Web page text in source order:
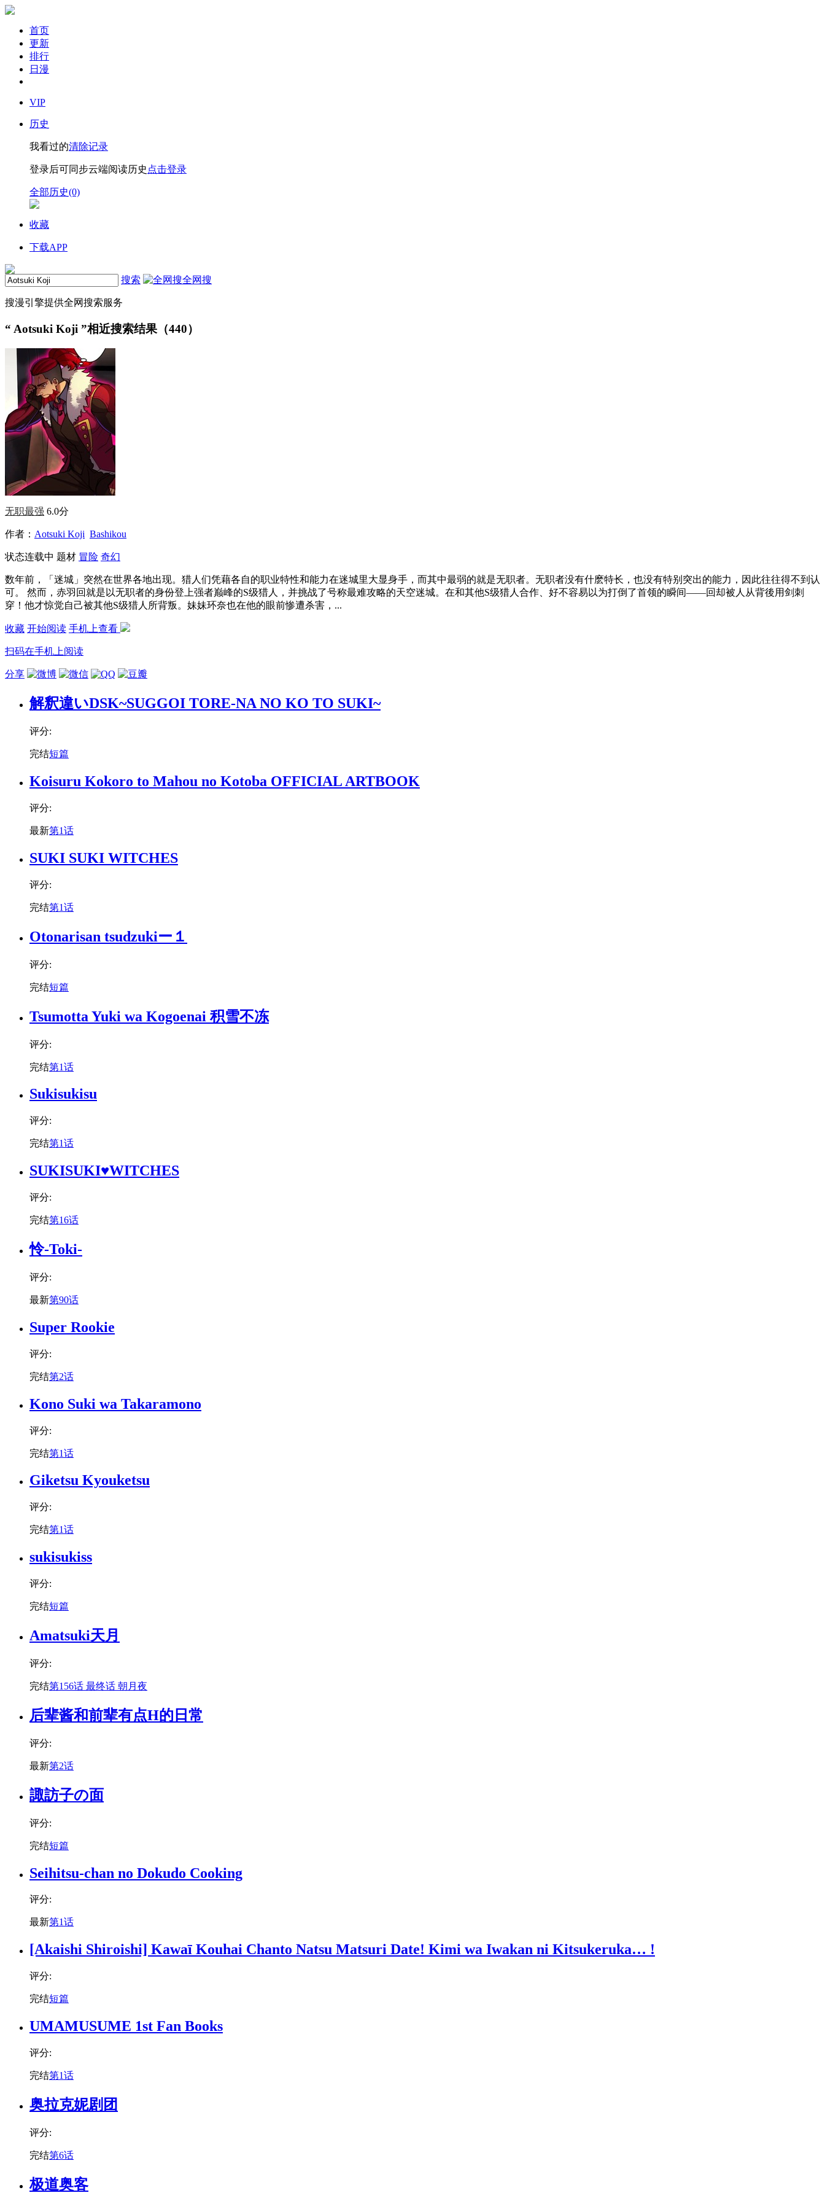
首页
更新
排行
日漫
VIP
历史
我看过的清除记录
登录后可同步云端阅读历史 点击登录
全部历史(0)
收藏
下载APP
搜索 全网搜
搜漫引擎提供全网搜索服务
“ Aotsuki Koji ”相近搜索结果（440）
无职最强 6.0分
作者： Aotsuki Koji Bashikou
状态连载中 题材 冒险 奇幻
数年前，「迷城」突然在世界各地出现。猎人们凭藉各自的职业特性和能力在迷城里大显身手，而其中最弱的就是无职者。无职者没有什麽特长，也没有特别突出的能力，因此往往得不到认
可。 然而，赤羽回就是以无职者的身份登上强者巅峰的S级猎人，并挑战了号称最难攻略的天空迷城。在和其他S级猎人合作、好不容易以为打倒了首领的瞬间——回却被人从背後用剑刺
穿！他才惊觉自己被其他S级猎人所背叛。妹妹环奈也在他的眼前惨遭杀害，...
收藏 开始阅读 手机上查看
扫码在手机上阅读
分享
解釈違いDSK~SUGGOI TORE-NA NO KO TO SUKI~
评分:
完结短篇
Koisuru Kokoro to Mahou no Kotoba OFFICIAL ARTBOOK
评分:
最新第1话
SUKI SUKI WITCHES
评分:
完结第1话
Otonarisan tsudzukiー１
评分:
完结短篇
Tsumotta Yuki wa Kogoenai 积雪不冻
评分:
完结第1话
Sukisukisu
评分:
完结第1话
SUKISUKI♥WITCHES
评分:
完结第16话
怜-Toki-
评分:
最新第90话
Super Rookie
评分:
完结第2话
Kono Suki wa Takaramono
评分:
完结第1话
Giketsu Kyouketsu
评分:
完结第1话
sukisukiss
评分:
完结短篇
Amatsuki天月
评分:
完结第156话 最终话 朝月夜
后辈酱和前辈有点H的日常
评分:
最新第2话
諏訪子の面
评分:
完结短篇
Seihitsu-chan no Dokudo Cooking
评分:
最新第1话
[Akaishi Shiroishi] Kawaī Kouhai Chanto Natsu Matsuri Date! Kimi wa Iwakan ni Kitsukeruka… !
评分:
完结短篇
UMAMUSUME 1st Fan Books
评分:
完结第1话
奥拉克妮剧团
评分:
完结第6话
极道奥客